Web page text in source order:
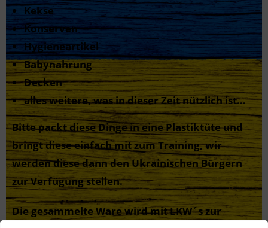
Kekse
Konserven
Hygieneartikel
Babynahrung
Decken
alles weitere, was in dieser Zeit nützlich ist…
Bitte packt diese Dinge in eine Plastiktüte und
bringt diese einfach mit zum Training, wir
werden diese dann den Ukrainischen Bürgern
zur Verfügung stellen.
Die gesammelte Ware wird mit LKW´s zur